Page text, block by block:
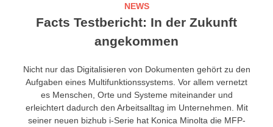
NEWS
Facts Testbericht: In der Zukunft
angekommen
Nicht nur das Digitalisieren von Dokumenten gehört zu den
Aufgaben eines Multifunktionssystems. Vor allem vernetzt
es Menschen, Orte und Systeme miteinander und
erleichtert dadurch den Arbeitsalltag im Unternehmen. Mit
seiner neuen bizhub i-Serie hat Konica Minolta die MFP-